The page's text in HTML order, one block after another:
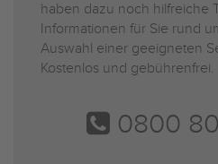
haben dazu noch hilfreiche
Informationen für Sie rund
Auswahl einer geeigneten
Kostenlos und gebührenfrei.
0800